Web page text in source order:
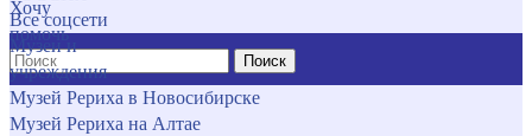
Хочу
помочь
Поиск
Все соцсети
Музеи и
учреждения
Музей Рериха в Новосибирске
Музей Рериха на Алтае